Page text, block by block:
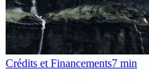
Crédits et Financements7 min